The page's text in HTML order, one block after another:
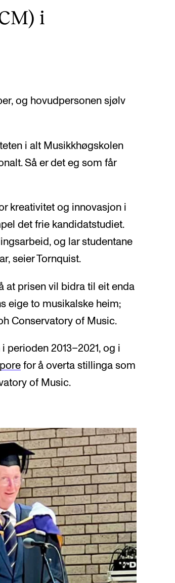
i
og hovudpersonen sjølv
i alt Musikkhøgskolen
Så er det eg som får
kreativitet og innovasjon i
det frie kandidatstudiet.
og lar studentane
seier Tornquist.
at prisen vil bidra til eit enda
eige to musikalske heim;
Conservatory of Music.
perioden 2013–2021, og i
for å overta stillinga som
of Music.